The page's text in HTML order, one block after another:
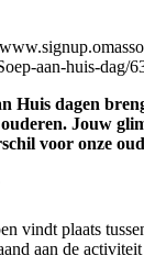
aan-huis-dag/
Huis dagen
Jouw
voor onze
vindt plaats
aan de